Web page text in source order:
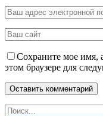
Сохраните мое имя,
этом браузере для